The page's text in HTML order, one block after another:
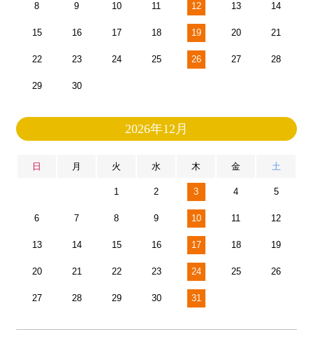
8 9 10 11 12 13 14
15 16 17 18 19 20 21
22 23 24 25 26 27 28
29 30
2026年12月
日 月 火 水 木 金 土
1 2 3 4 5
6 7 8 9 10 11 12
13 14 15 16 17 18 19
20 21 22 23 24 25 26
27 28 29 30 31